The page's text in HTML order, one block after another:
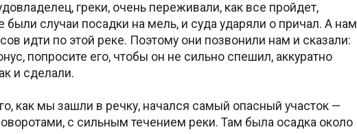
греки, очень переживали, как все пройдет,
были случаи посадки на мель, и суда ударяли о причал. А нам
идти по этой реке. Поэтому они позвонили нам и сказали:
попросите его, чтобы он не сильно спешил, аккуратно
и сделали.
как мы зашли в речку, начался самый опасный участок —
с сильным течением реки. Там была осадка около